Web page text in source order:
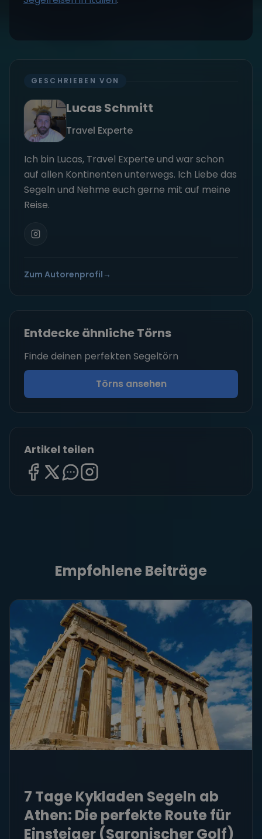
GESCHRIEBEN VON
Lucas Schmitt
Travel Experte
Ich bin Lucas, Travel Experte und war schon
auf allen Kontinenten unterwegs. Ich Liebe das
Segeln und Nehme euch gerne mit auf meine
Reise.
Zum Autorenprofil →
Entdecke ähnliche Törns
Finde deinen perfekten Segeltörn
Törns ansehen
Artikel teilen
Empfohlene Beiträge
7 Tage Kykladen Segeln ab
Athen: Die perfekte Route für
Einsteiger (Saronischer Golf)